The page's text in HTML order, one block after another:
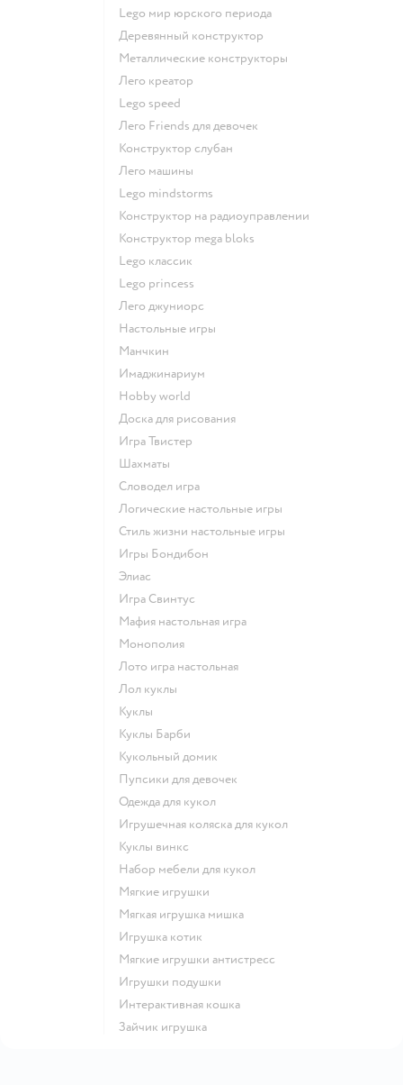
Lego мир юрского периода
Деревянный конструктор
Металлические конструкторы
Лего креатор
Lego speed
Лего Friends для девочек
Конструктор слубан
Лего машины
Lego mindstorms
Конструктор на радиоуправлении
Конструктор mega bloks
Lego классик
Lego princess
Лего джуниорс
Настольные игры
Манчкин
Имаджинариум
Hobby world
Доска для рисования
Игра Твистер
Шахматы
Словодел игра
Логические настольные игры
Стиль жизни настольные игры
Игры Бондибон
Элиас
Игра Свинтус
Мафия настольная игра
Монополия
Лото игра настольная
Лол куклы
Куклы
Куклы Барби
Кукольный домик
Пупсики для девочек
Одежда для кукол
Игрушечная коляска для кукол
Куклы винкс
Набор мебели для кукол
Мягкие игрушки
Мягкая игрушка мишка
Игрушка котик
Мягкие игрушки антистресс
Игрушки подушки
Интерактивная кошка
Зайчик игрушка